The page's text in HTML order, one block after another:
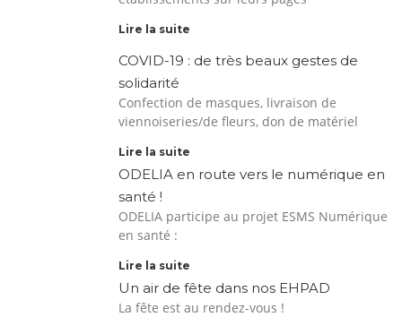
Lire la suite
COVID-19 : de très beaux gestes de
solidarité
Confection de masques, livraison de
viennoiseries/de fleurs, don de matériel
Lire la suite
ODELIA en route vers le numérique en
santé !
ODELIA participe au projet ESMS Numérique
en santé :
Lire la suite
Un air de fête dans nos EHPAD
La fête est au rendez-vous !